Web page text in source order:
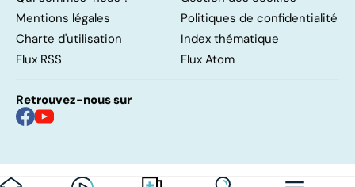
Mentions légales
Politiques de confidentialité
Charte d'utilisation
Index thématique
Flux RSS
Flux Atom
Retrouvez-nous sur